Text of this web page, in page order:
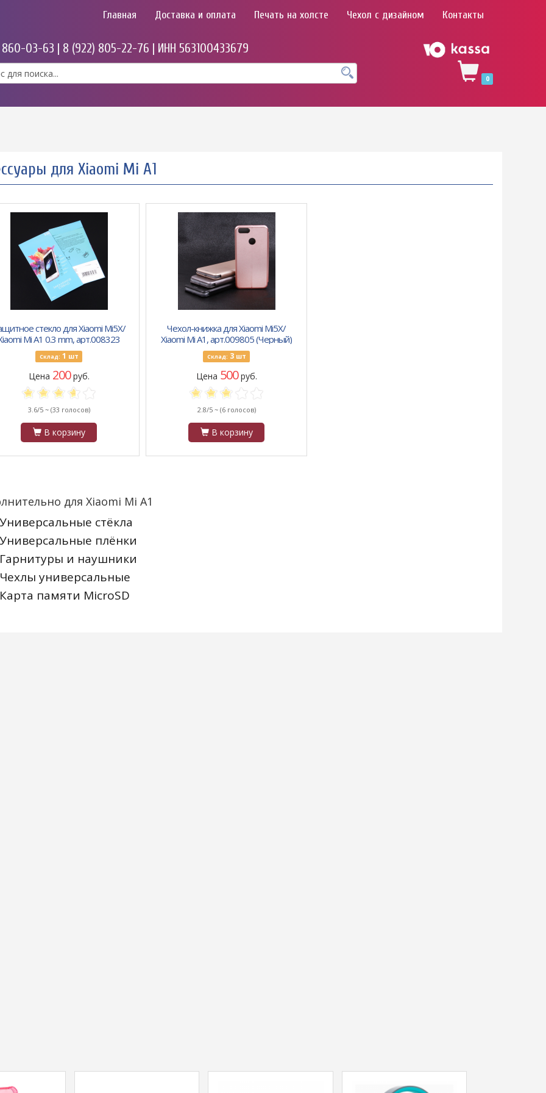
Главная Доставка и оплата Печать на холсте Чехол с дизайном Контакты
860-03-63 | 8 (922) 805-22-76 | ИНН 563100433679
0
для Xiaomi Mi A1
стекло для Xiaomi Mi5X/
Mi A1 0.3 mm, арт.008323
Склад: 1 шт
Цена 200руб.
3.6/5 ~ (33 голосов)
В корзину
Чехол-книжка для Xiaomi Mi5X/
Xiaomi Mi A1, арт.009805 (Черный)
Склад: 3шт
Цена 500руб.
2.8/5 ~ (6 голосов)
В корзину
для Xiaomi Mi A1
Универсальные стёкла
Универсальные плёнки
Гарнитуры и наушники
Чехлы универсальные
Карта памяти MicroSD